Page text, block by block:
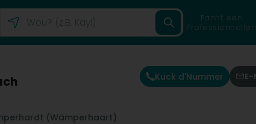
Fannt een
Professionnellen
(Wämperhaart)
Kuck d'Nummer